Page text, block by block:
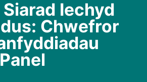
Iechyd
Chwefror